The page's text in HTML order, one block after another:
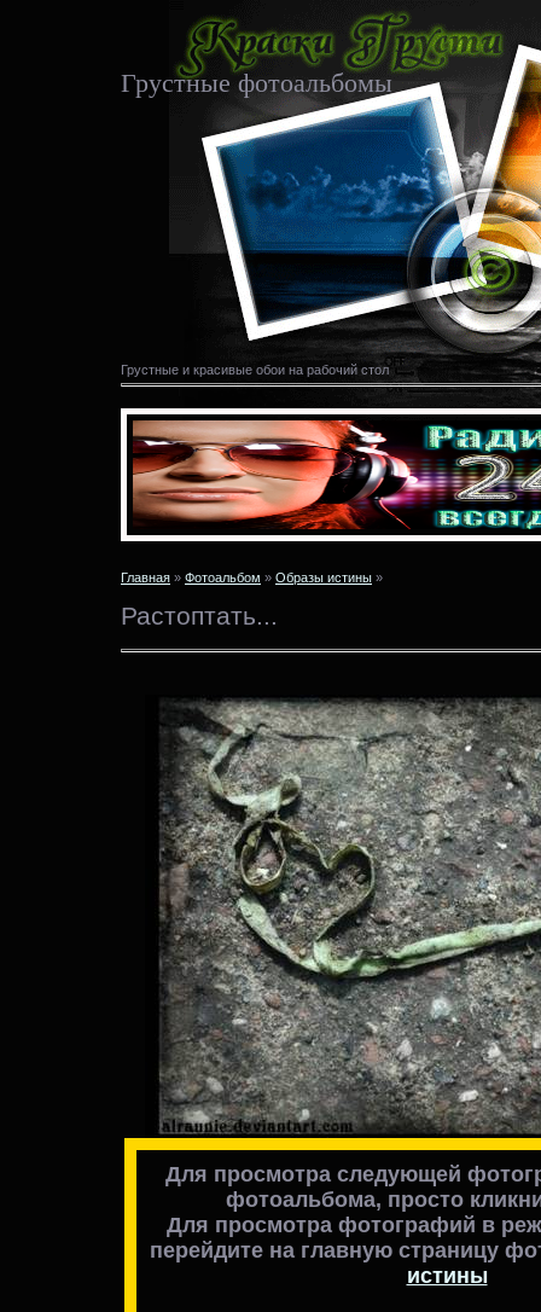
Грустные фотоальбомы
Грустные и красивые обои на рабочий стол
Главная » Фотоальбом » Образы истины »
Растоптать...
Для просмотра следующей
фотоальбома, просто
Для просмотра фотографий в
перейдите на главную страницу
истины